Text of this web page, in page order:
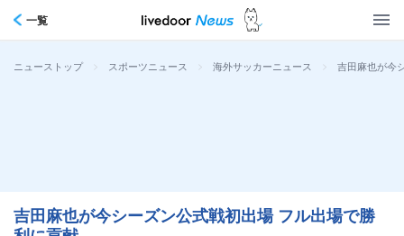
一覧
ニューストップ > スポーツニュース > 海外サッカーニュース > 吉田麻也が今
吉田麻也が今シーズン公式戦初出場 フル出場で勝